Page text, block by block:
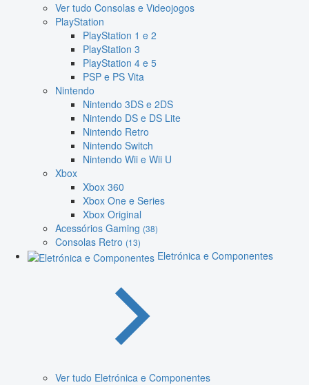
Ver tudo Consolas e Videojogos
PlayStation
PlayStation 1 e 2
PlayStation 3
PlayStation 4 e 5
PSP e PS Vita
Nintendo
Nintendo 3DS e 2DS
Nintendo DS e DS Lite
Nintendo Retro
Nintendo Switch
Nintendo Wii e Wii U
Xbox
Xbox 360
Xbox One e Series
Xbox Original
Acessórios Gaming (38)
Consolas Retro (13)
Eletrónica e Componentes
Ver tudo Eletrónica e Componentes